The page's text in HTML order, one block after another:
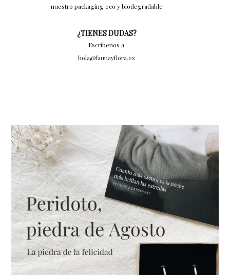
nuestro packaging eco y biodegradable
¿TIENES DUDAS?
Escríbenos a
hola@faunayflora.es